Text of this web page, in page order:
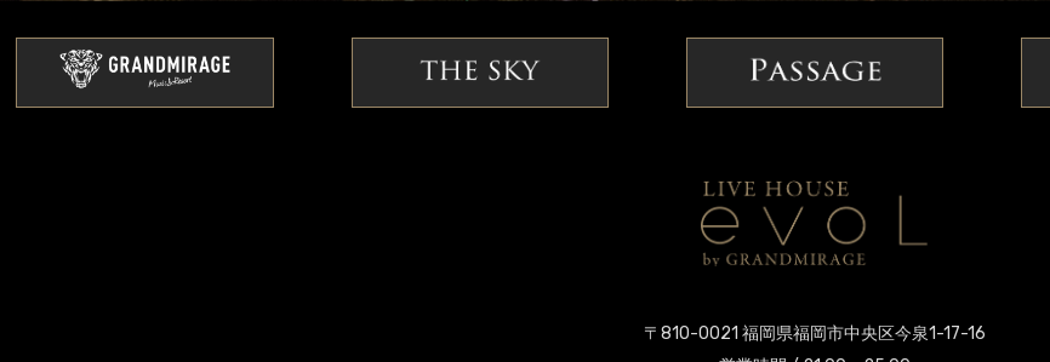
〒810-0021 福岡県福岡市中央区今泉1-17-16